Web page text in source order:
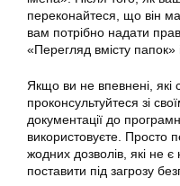
переконайтеся, що він
вам потрібно надати
«Перегляд вмісту папок»
Якщо ви не впевнені, які
проконсультуйтеся зі
документації до
використовуєте. Просто
жодних дозволів, які не
поставити під загрозу